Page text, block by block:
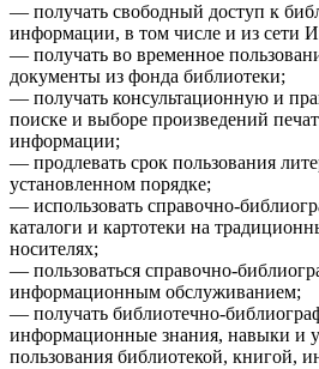
— получать свободный доступ к
информации, в том числе и из сети
— получать во временное
документы из фонда библиотеки;
— получать консультационную и
поиске и выборе произведений
информации;
— продлевать срок пользования
установленном порядке;
— использовать справочно-
каталоги и картотеки на
носителях;
— пользоваться справочно-
информационным обслуживанием;
— получать библиотечно-
информационные знания, навыки и
пользования библиотекой, книгой,